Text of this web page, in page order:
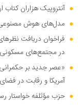
آنتروپیک هزاران کتاب
مدل‌های هوش مصنوعی،
فراخوان دریافت
در مجتمع‌های مسکونی
«عصر جدید بر
آمریکا و رقابت در
حزب مؤتلفه خواستار